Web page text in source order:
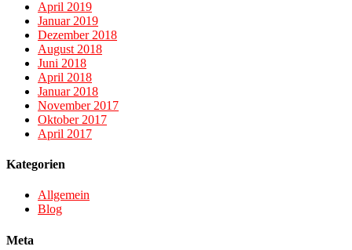
April 2019
Januar 2019
Dezember 2018
August 2018
Juni 2018
April 2018
Januar 2018
November 2017
Oktober 2017
April 2017
Kategorien
Allgemein
Blog
Meta